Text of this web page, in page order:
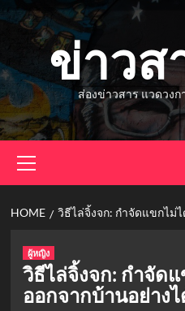
Skip
ข่าวส
ส่องข่าวสาร แวดวงก
Menu
HOME วิธีไล่จิ้งจก: กำจัดแขกไม่
ผู้หญิง
วิธีไล่จิ้งจก: กำจัด
ออกจากบ้านอย่าง